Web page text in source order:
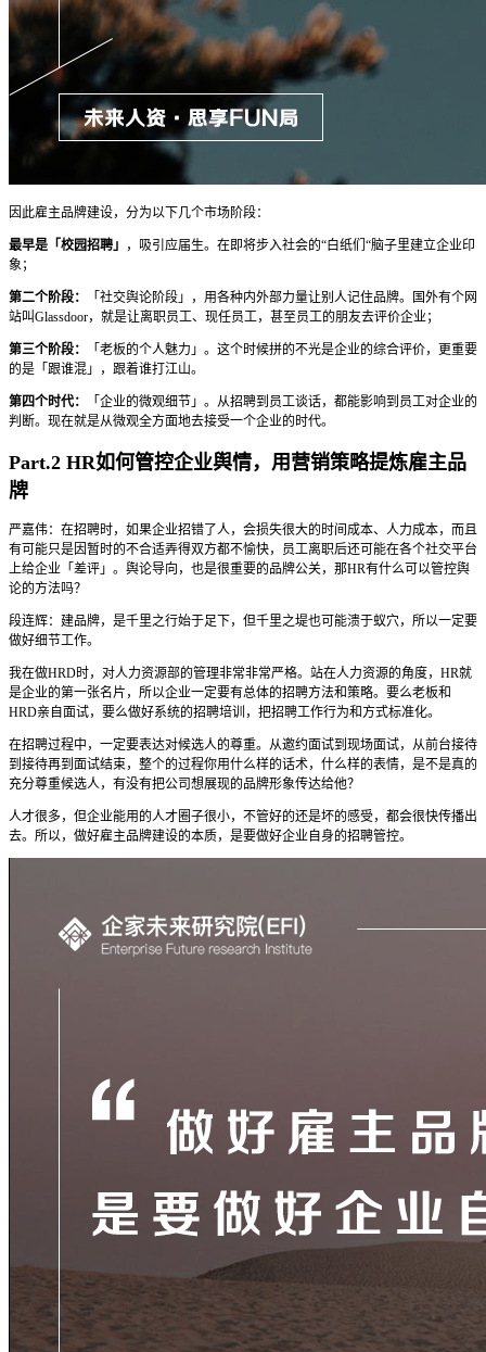
因此雇主品牌建设，分为以下几个市场阶段：
最早是「校园招聘」
，吸引应届生。在即将步入社会的“白纸们“脑子里建立企业印
象；
第二个阶段：
「社交舆论阶段」，用各种内外部力量让别人记住品牌。国外有个网
站叫Glassdoor，就是让离职员工、现任员工，甚至员工的朋友去评价企业；
第三个阶段：
「老板的个人魅力」。这个时候拼的不光是企业的综合评价，更重要
的是「跟谁混」，跟着谁打江山。
第四个时代：
「企业的微观细节」。从招聘到员工谈话，都能影响到员工对企业的
判断。现在就是从微观全方面地去接受一个企业的时代。
Part.2 HR如何管控企业舆情，用营销策略提炼雇主品
牌
严嘉伟：在招聘时，如果企业招错了人，会损失很大的时间成本、人力成本，而且
有可能只是因暂时的不合适弄得双方都不愉快，员工离职后还可能在各个社交平台
上给企业「差评」。舆论导向，也是很重要的品牌公关，那HR有什么可以管控舆
论的方法吗？
段连辉：建品牌，是千里之行始于足下，但千里之堤也可能溃于蚁穴，所以一定要
做好细节工作。
我在做HRD时，对人力资源部的管理非常非常严格。站在人力资源的角度，HR就
是企业的第一张名片，所以企业一定要有总体的招聘方法和策略。要么老板和
HRD亲自面试，要么做好系统的招聘培训，把招聘工作行为和方式标准化。
在招聘过程中，一定要表达对候选人的尊重。从邀约面试到现场面试，从前台接待
到接待再到面试结束，整个的过程你用什么样的话术，什么样的表情，是不是真的
充分尊重候选人，有没有把公司想展现的品牌形象传达给他？
人才很多，但企业能用的人才圈子很小，不管好的还是坏的感受，都会很快传播出
去。所以，做好雇主品牌建设的本质，是要做好企业自身的招聘管控。